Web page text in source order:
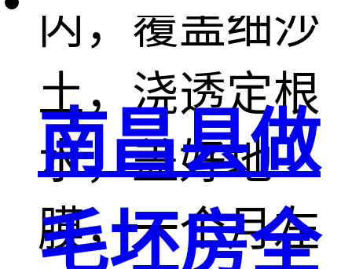
内，覆盖细沙
土，浇透定根
水，盖好地
膜，一个月左
南昌县做
毛坯房全